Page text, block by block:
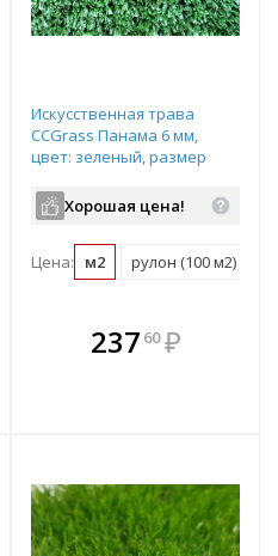
В комплекте
всегда выгоднее!
Искусственная трава
CCGrass Панама 6 мм,
цвет: зеленый, размер
резка)Хорошая цена!
Цена: м2 рулон (100 м2)
237 60 ₽